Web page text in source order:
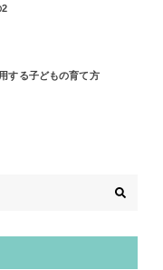
2
する子どもの育て方